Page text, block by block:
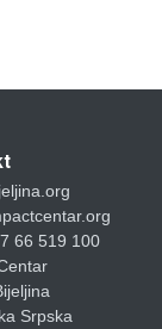
66 519 100
Srpska